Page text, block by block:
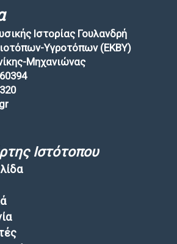
Ιστορίας Γουλανδρή
Υγροτόπων (EKBY)
Μηχανιώνας
Ιστότοπου